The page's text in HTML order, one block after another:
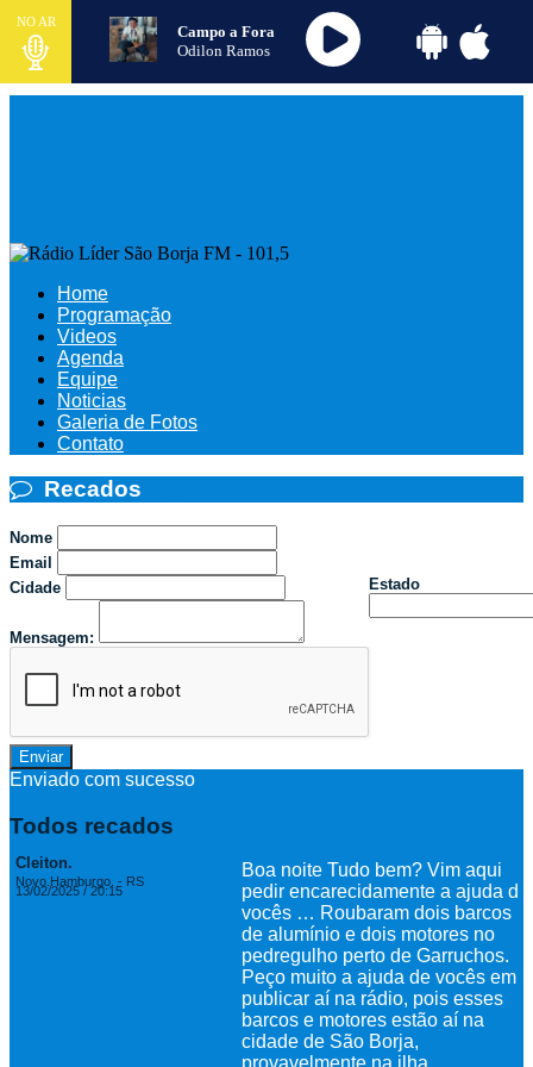
NO AR
Campo a Fora
Odilon Ramos
Home
Programação
Videos
Agenda
Equipe
Noticias
Galeria de Fotos
Contato
Recados
Nome
Email
Cidade
Estado
Mensagem:
Enviar
Enviado com sucesso
Todos recados
Boa noite Tudo bem? Vim aqui
pedir encarecidamente a ajuda de
vocês … Roubaram dois barcos
de alumínio e dois motores no
pedregulho perto de Garruchos.
Peço muito a ajuda de vocês em
publicar aí na rádio, pois esses
barcos e motores estão aí na
cidade de São Borja,
provavelmente na ilha
Cleiton.
Novo.Hamburgo. - RS
13/02/2025 / 20:15